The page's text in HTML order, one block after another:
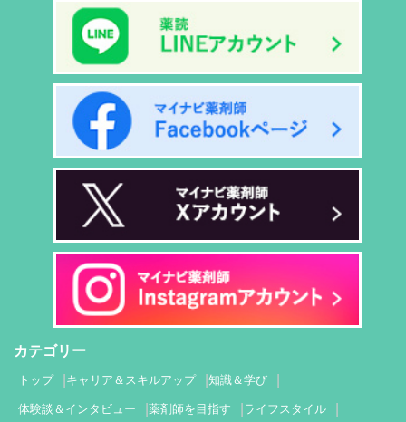
カテゴリー
トップ キャリア＆スキルアップ 知識＆学び
体験談＆インタビュー 薬剤師を目指す ライフスタイル